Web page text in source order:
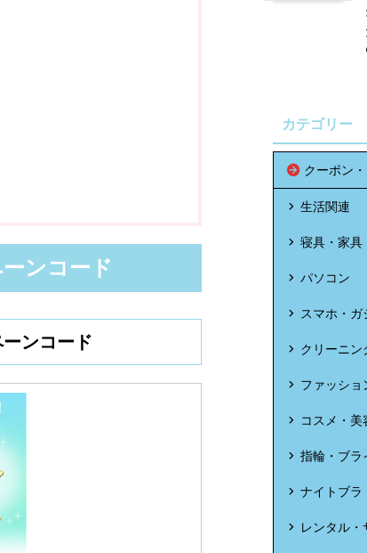
ンコード
ンコード
カテゴリー
クーポン
生活関連
寝具・家具
パソコン
スマホ・ガ
クリーニン
ファッショ
コスメ・美
指輪・ブラ
ナイトブラ
レンタル・